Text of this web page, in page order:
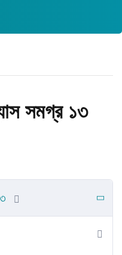
সমগ্র ১৩